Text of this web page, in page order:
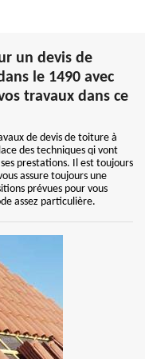
un devis de
le 1490 avec
travaux dans ce
de devis de toiture à
des techniques qi vont
prestations. Il est toujours
assure toujours une
prévues pour vous
assez particulière.